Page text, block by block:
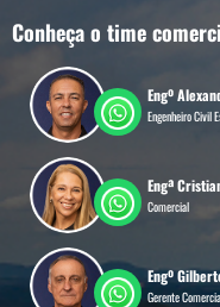
Conheça o time
Engº
Engenheiro Civil
Engª
Comercial
Engº
Gerente